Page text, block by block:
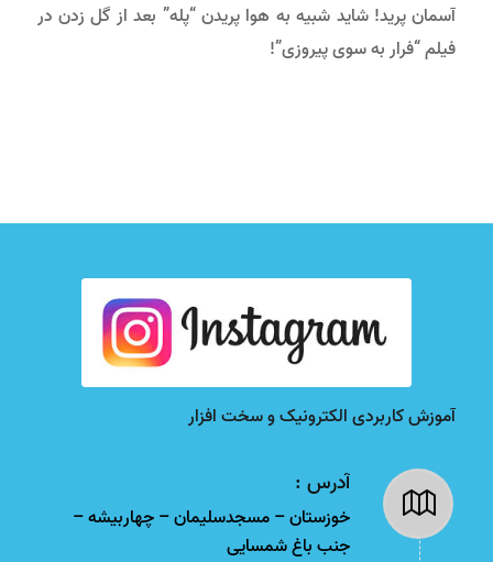
آسمان پرید! شاید شبیه به هوا پریدن “پله” بعد از گل زدن در
فیلم “فرار به سوی پیروزی”!
آموزش کاربردی الکترونیک و سخت افزار
آدرس :
خوزستان – مسجدسلیمان – چهاربیشه –
جنب باغ شمسایی